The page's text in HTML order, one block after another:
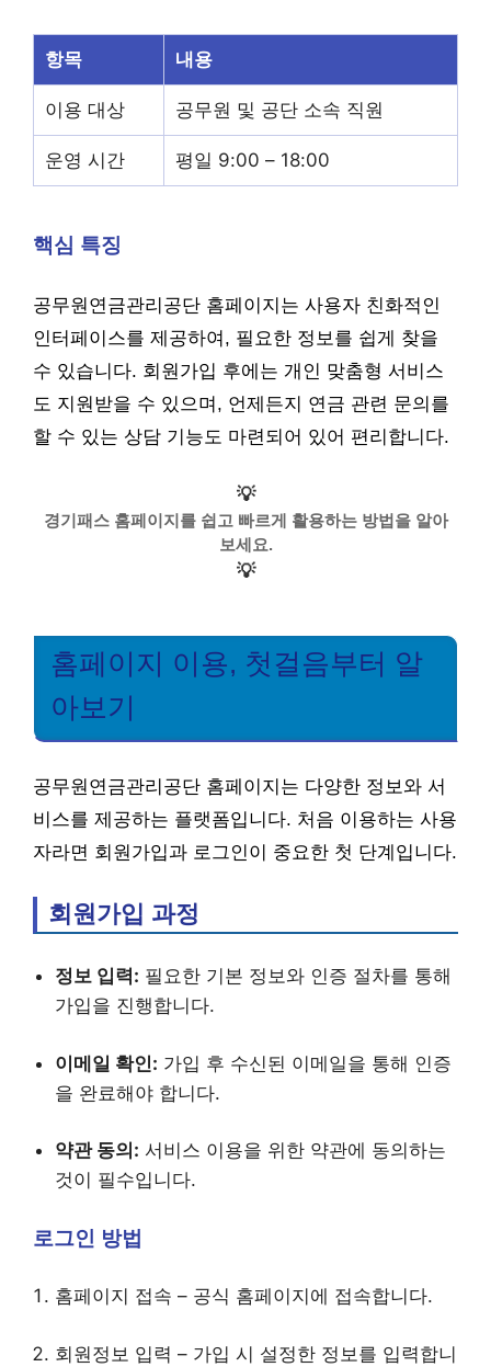
항목 내용
이용 대상 공무원 및 공단 소속 직원
운영 시간 평일 9:00 – 18:00
핵심 특징
공무원연금관리공단 홈페이지는 사용자 친화적인
인터페이스를 제공하여, 필요한 정보를 쉽게 찾을
수 있습니다. 회원가입 후에는 개인 맞춤형 서비스
도 지원받을 수 있으며, 언제든지 연금 관련 문의를
할 수 있는 상담 기능도 마련되어 있어 편리합니다.
💡
경기패스 홈페이지를 쉽고 빠르게 활용하는 방법을 알아
보세요.
💡
홈페이지 이용, 첫걸음부터 알
아보기
공무원연금관리공단 홈페이지는 다양한 정보와 서
비스를 제공하는 플랫폼입니다. 처음 이용하는 사용
자라면 회원가입과 로그인이 중요한 첫 단계입니다.
회원가입 과정
정보 입력: 필요한 기본 정보와 인증 절차를 통해
가입을 진행합니다.
이메일 확인: 가입 후 수신된 이메일을 통해 인증
을 완료해야 합니다.
약관 동의: 서비스 이용을 위한 약관에 동의하는
것이 필수입니다.
로그인 방법
홈페이지 접속 – 공식 홈페이지에 접속합니다.
회원정보 입력 – 가입 시 설정한 정보를 입력합니